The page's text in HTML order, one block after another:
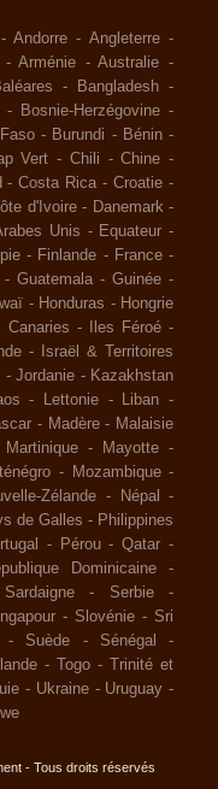
-Andorre - Angleterre -
-Arménie -Australie -
- Bangladesh -
- Bosnie-Herzégovine -
- Burundi - Bénin -
Vert - Chili -Chine -
-Costa Rica -Croatie -
d'Ivoire - Danemark -
Unis - Equateur -
- Finlande - France -
- Guatemala - Guinée -
- Honduras - Hongrie
Canaries - Iles Féroé -
-
Israël & Territoires
- Jordanie - Kazakhstan
- Lettonie - Liban -
- Madère - Malaisie
Martinique - Mayotte -
- Mozambique -
Zélande - Népal
-
de Galles - Philippines
- Pérou -Qatar -
Dominicaine
-
Sardaigne - Serbie
-
- Slovénie - Sri
- Suède - Sénégal
-
- Togo -
Trinité et
- Ukraine - Uruguay -
- Tous droits réservés